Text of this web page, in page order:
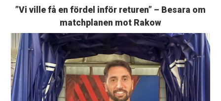
”Vi ville få en fördel inför returen” – Besara om
matchplanen mot Rakow